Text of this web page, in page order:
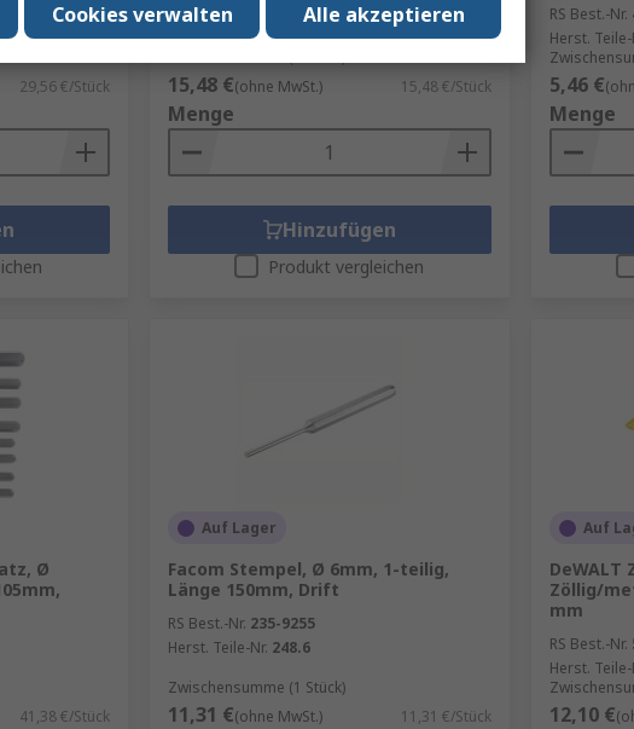
29,56 €/Stück
RS Best.-Nr.
493-409
Herst. Teile-Nr.33232
15,48 €(ohne MwSt.) 15,48 €/Stück
Menge
Hinzufügen
Produkt vergleichen
RS Best.-Nr.
Herst. Teile-
5,46 €
Menge
Ø
41,38 €/Stück
Auf Lager
Facom Stempel, Ø 6mm, 1-teilig,
Länge 150mm, Drift
RS Best.-Nr. 235-9255
Herst. Teile-Nr. 248.6
Zwischensumme (1 Stück)
11,31 €(ohne MwSt.) 11,31 €/Stück
Auf
Zöllig/
mm
RS Best.-Nr.
Herst. Teile-
12,10 €
Alle akzeptieren
Cookies verwalten